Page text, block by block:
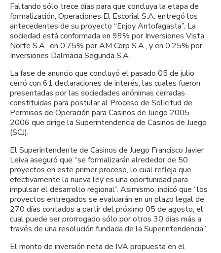
Faltando sólo trece días para que concluya la etapa de
formalización, Operaciones El Escorial S.A. entregó los
antecedentes de su proyecto “Enjoy Antofagasta”. La
sociedad está conformada en 99% por Inversiones Vista
Norte S.A., en 0.75% por AM Corp S.A., y en 0.25% por
Inversiones Dalmacia Segunda S.A.
La fase de anuncio que concluyó el pasado 05 de julio
cerró con 61 declaraciones de interés, las cuales fueron
presentadas por las sociedades anónimas cerradas
constituidas para postular al Proceso de Solicitud de
Permisos de Operación para Casinos de Juego 2005-
2006 que dirige la Superintendencia de Casinos de Juego
(SCJ).
El Superintendente de Casinos de Juego Francisco Javier
Leiva aseguró que “se formalizarán alrededor de 50
proyectos en este primer proceso, lo cual refleja que
efectivamente la nueva ley es una oportunidad para
impulsar el desarrollo regional”. Asimismo, indicó que “los
proyectos entregados se evaluarán en un plazo legal de
270 días contados a partir del próximo 05 de agosto, el
cual puede ser prorrogado sólo por otros 30 días más a
través de una resolución fundada de la Superintendencia”.
El monto de inversión neta de IVA propuesta en el